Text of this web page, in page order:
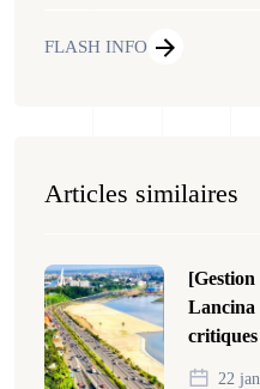
FLASH INFO
Articles similaires
Lancina
critiques
22